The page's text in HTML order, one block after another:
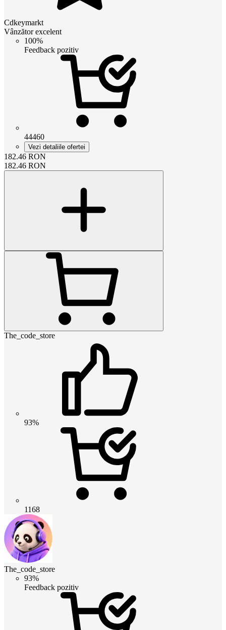
Cdkeymarkt
Vânzător excelent
100%
Feedback pozitiv
44460
Vezi detaliile ofertei
182.46 RON
182.46 RON
The_code_store
93%
1168
The_code_store
93%
Feedback pozitiv